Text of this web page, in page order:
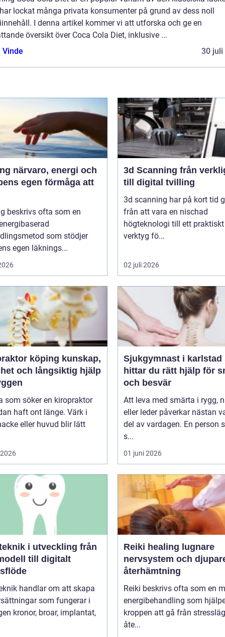
lockat många privata konsumenter på grund av dess noll
I denna artikel kommer vi att utforska och ge en
översikt över Coca Cola Diet, inklusive ...
Vinde
30 juli
och
egen förmåga att
beskrivs ofta som en
som stödjer
egen läknings...
3d Scanning från verklighet
till digital tvilling
3d scanning har på kort tid
från att vara en nischad
högteknologi till ett praktiskt
verktyg fö...
02 juli 2026
köping kunskap,
och långsiktig hjälp
som söker en kiropraktor
haft ont länge. Värk i
eller huvud blir lätt
Sjukgymnast i karlstad så
hittar du rätt hjälp för
och besvär
Att leva med smärta i rygg,
eller leder påverkar nästan
del av vardagen. En person
s...
01 juni 2026
i utveckling från
till digitalt
handlar om att skapa
som fungerar i
Reiki healing lugnare
nervsystem och
återhämtning
Reiki beskrivs ofta som en
energibehandling som
kroppen att gå från
åte...